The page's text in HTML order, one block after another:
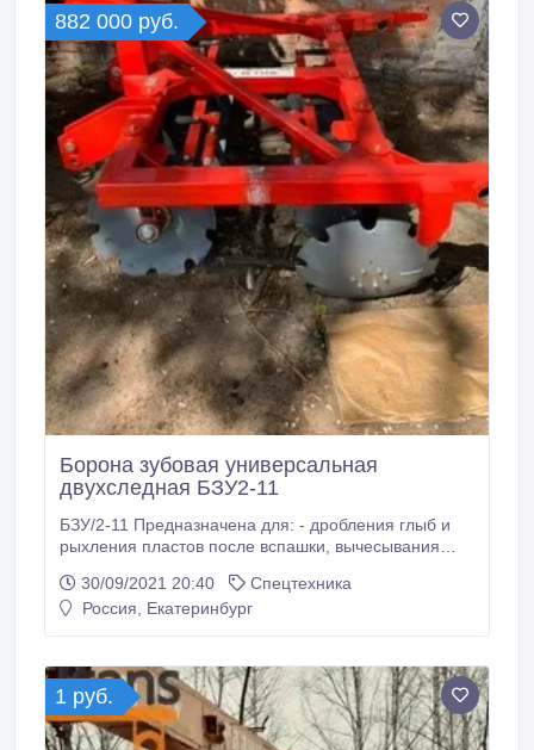
882 000 руб.
Борона зубовая универсальная
двухследная БЗУ2-11
БЗУ/2-11 Предназначена для: - дробления глыб и
рыхления пластов после вспашки, вычесывания
выравнивания поверхности поля, уничтожения
всходов сорняков, разбивания комков, заделки
30/09/2021 20:40
Спецтехника
Россия, Екатеринбург
1 руб.